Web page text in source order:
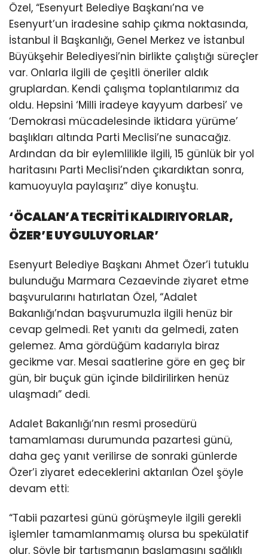
Özel, “Esenyurt Belediye Başkanı’na ve
Esenyurt’un iradesine sahip çıkma noktasında,
İstanbul İl Başkanlığı, Genel Merkez ve İstanbul
Büyükşehir Belediyesi’nin birlikte çalıştığı süreçler
var. Onlarla ilgili de çeşitli öneriler aldık
gruplardan. Kendi çalışma toplantılarımız da
oldu. Hepsini ‘Milli iradeye kayyum darbesi’ ve
‘Demokrasi mücadelesinde iktidara yürüme’
başlıkları altında Parti Meclisi’ne sunacağız.
Ardından da bir eylemlilikle ilgili, 15 günlük bir yol
haritasını Parti Meclisi’nden çıkardıktan sonra,
kamuoyuyla paylaşırız” diye konuştu.
‘ÖCALAN’A TECRİTİ KALDIRIYORLAR,
ÖZER’E UYGULUYORLAR’
Esenyurt Belediye Başkanı Ahmet Özer’i tutuklu
bulunduğu Marmara Cezaevinde ziyaret etme
başvurularını hatırlatan Özel, “Adalet
Bakanlığı’ndan başvurumuzla ilgili henüz bir
cevap gelmedi. Ret yanıtı da gelmedi, zaten
gelemez. Ama gördüğüm kadarıyla biraz
gecikme var. Mesai saatlerine göre en geç bir
gün, bir buçuk gün içinde bildirilirken henüz
ulaşmadı” dedi.
Adalet Bakanlığı’nın resmi prosedürü
tamamlaması durumunda pazartesi günü,
daha geç yanıt verilirse de sonraki günlerde
Özer’i ziyaret edeceklerini aktarılan Özel şöyle
devam etti:
“Tabii pazartesi günü görüşmeyle ilgili gerekli
işlemler tamamlanmamış olursa bu spekülatif
olur. Şöyle bir tartışmanın başlamasını sağlıklı